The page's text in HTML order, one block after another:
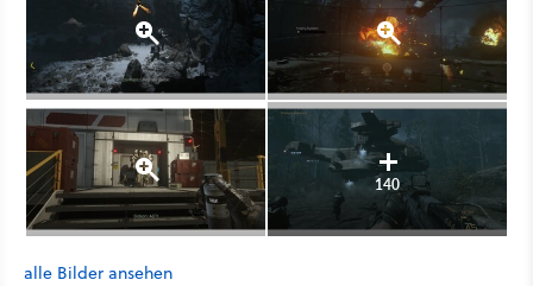
140
alle Bilder ansehen